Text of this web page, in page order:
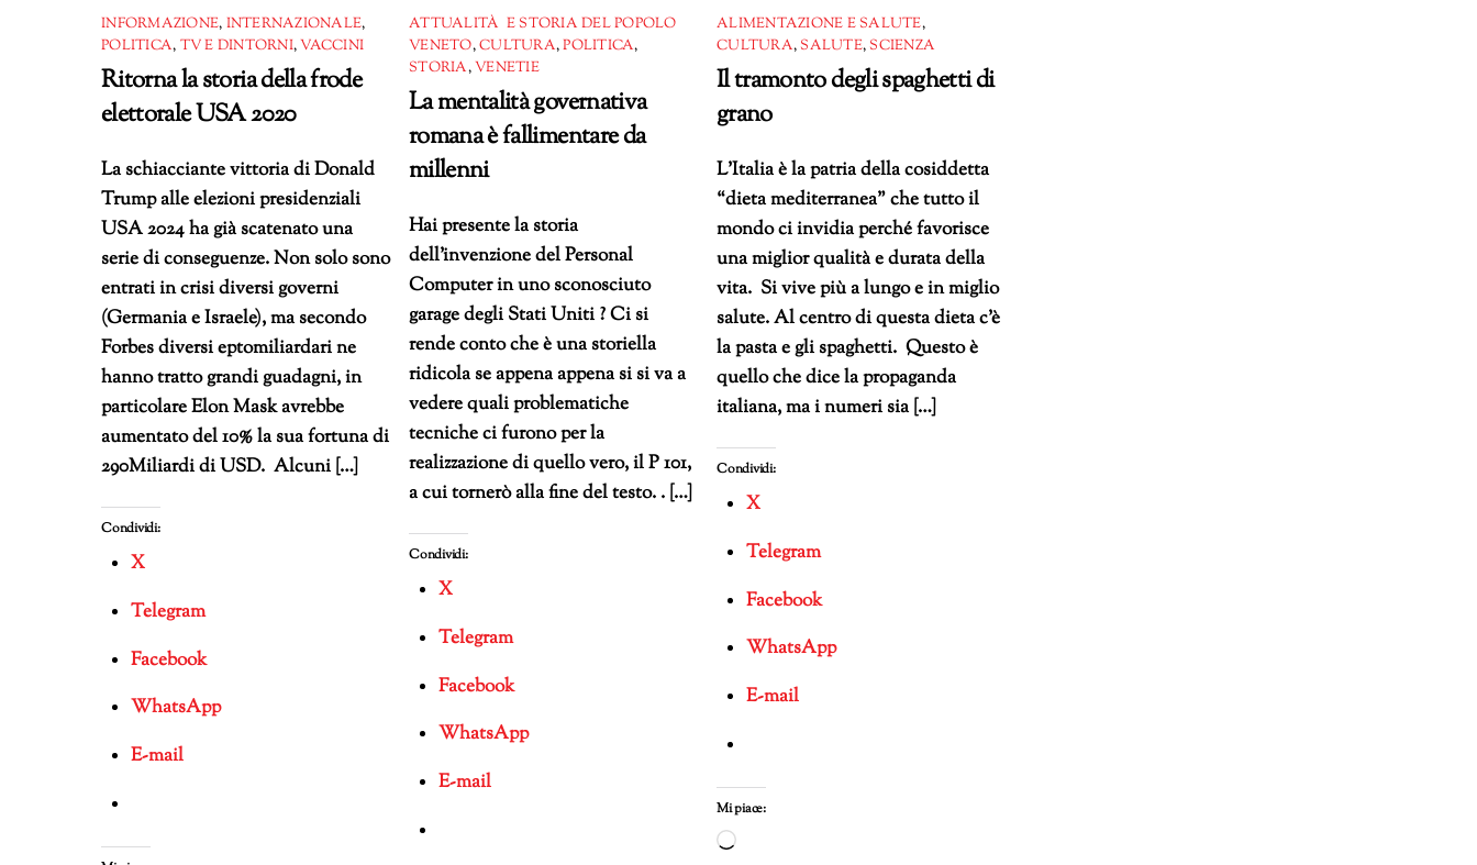
INFORMAZIONE, INTERNAZIONALE,
POLITICA, TV E DINTORNI,VACCINI
Ritorna la storia della frode
elettorale USA 2020
La schiacciante vittoria di Donald
Trump alle elezioni presidenziali
USA 2024 ha già scatenato una
serie di conseguenze. Non solo sono
entrati in crisi diversi governi
(Germania e Israele), ma secondo
Forbes diversi eptomiliardari ne
hanno tratto grandi guadagni, in
particolare Elon Mask avrebbe
aumentato del 10% la sua fortuna di
290Miliardi di USD. Alcuni […]
Condividi:
X
Telegram
Facebook
WhatsApp
E-mail
ATTUALITÀ E STORIA DEL POPOLO
VENETO,CULTURA,POLITICA,
STORIA,VENETIE
La mentalità governativa
romana è fallimentare da
millenni
Hai presente la storia
dell’invenzione del Personal
Computer in uno sconosciuto
garage degli Stati Uniti ? Ci si
rende conto che è una storiella
ridicola se appena appena si si va a
vedere quali problematiche
tecniche ci furono per la
realizzazione di quello vero, il P 101,
a cui tornerò alla fine del testo. . […]
Condividi:
X
Telegram
Facebook
WhatsApp
E-mail
ALIMENTAZIONE E SALUTE,
CULTURA,SALUTE,SCIENZA
Il tramonto degli spaghetti di
grano
L’Italia è la patria della cosiddetta
“dieta mediterranea” che tutto il
mondo ci invidia perché favorisce
una miglior qualità e durata della
vita. Si vive più a lungo e in miglio
salute. Al centro di questa dieta c’è
la pasta e gli spaghetti. Questo è
quello che dice la propaganda
italiana, ma i numeri sia […]
Condividi:
X
Telegram
Facebook
WhatsApp
E-mail
Mi piace:
Caricamento